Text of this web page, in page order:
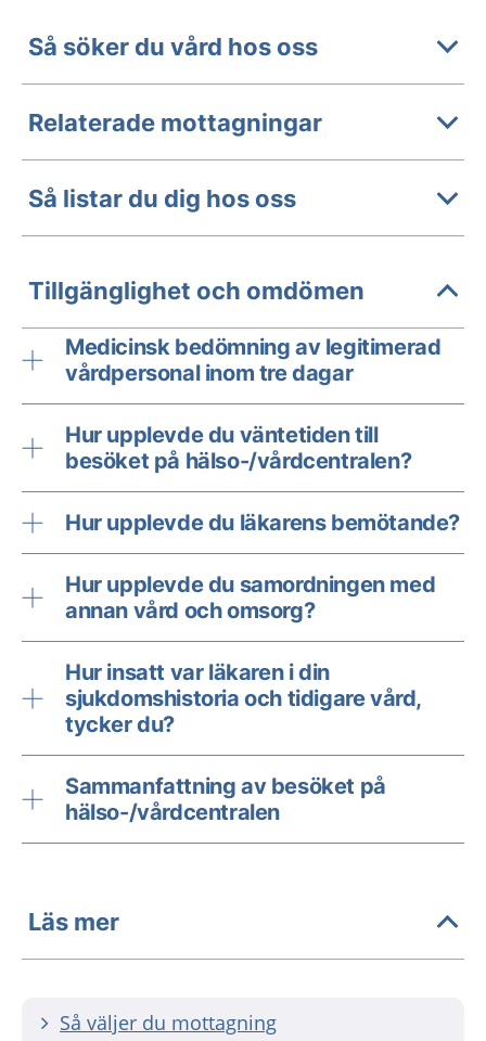
Så söker du vård hos oss
Relaterade mottagningar
Så listar du dig hos oss
Tillgänglighet och omdömen
Medicinsk bedömning av legitimerad
vårdpersonal inom tre dagar
Hur upplevde du väntetiden till
besöket på hälso-/vårdcentralen?
Hur upplevde du läkarens bemötande?
Hur upplevde du samordningen med
annan vård och omsorg?
Hur insatt var läkaren i din
sjukdomshistoria och tidigare vård,
tycker du?
Sammanfattning av besöket på
hälso-/vårdcentralen
Läs mer
Så väljer du mottagning